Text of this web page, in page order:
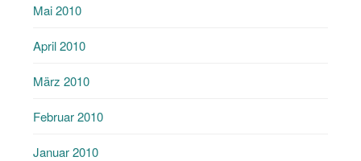
Mai 2010
April 2010
März 2010
Februar 2010
Januar 2010